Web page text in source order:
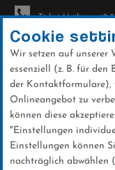
Direkt
zum
Inhalt
Ticket-Hotline: +49
News
Cookie
Wir setzen auf unserer
essenziell (z. B. für den
der Kontaktformulare),
Onlineangebot zu
können diese
"Einstellungen
Einstellungen können
nachträglich abwählen